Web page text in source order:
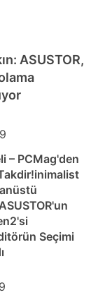
ASUSTOR,
– PCMag'den
Seçimi